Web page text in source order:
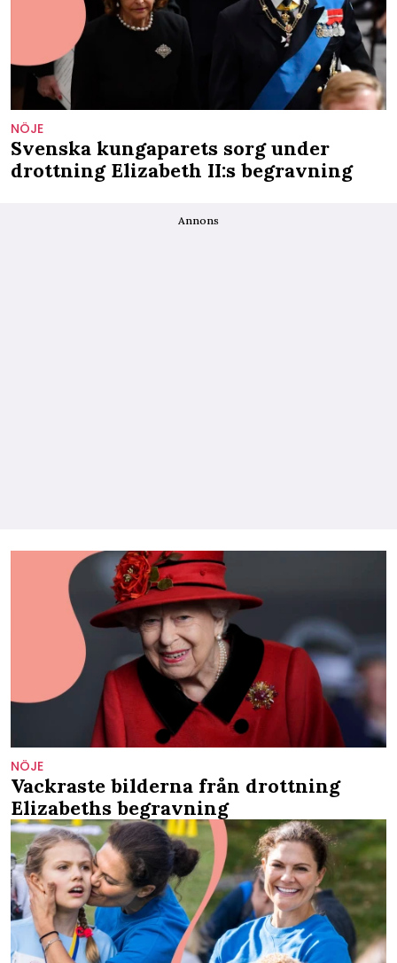
NÖJE
Svenska kungaparets sorg under
drottning Elizabeth II:s begravning
Annons
NÖJE
Vackraste bilderna från drottning
Elizabeths begravning